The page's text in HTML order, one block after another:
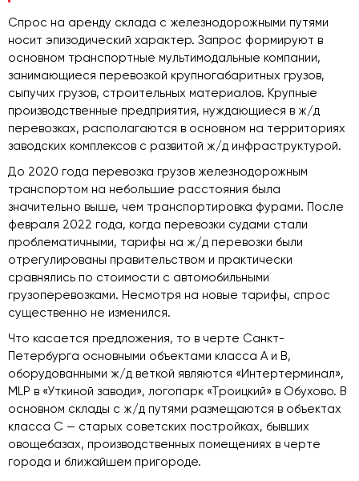
Спрос на аренду склада с железнодорожными путями
носит эпизодический характер. Запрос формируют в
основном транспортные мультимодальные компании,
занимающиеся перевозкой крупногабаритных грузов,
сыпучих грузов, строительных материалов. Крупные
производственные предприятия, нуждающиеся в ж/д
перевозках, располагаются в основном на территориях
заводских комплексов с развитой ж/д инфраструктурой.
До 2020 года перевозка грузов железнодорожным
транспортом на небольшие расстояния была
значительно выше, чем транспортировка фурами. После
февраля 2022 года, когда перевозки судами стали
проблематичными, тарифы на ж/д перевозки были
отрегулированы правительством и практически
сравнялись по стоимости с автомобильными
грузоперевозками. Несмотря на новые тарифы, спрос
существенно не изменился.
Что касается предложения, то в черте Санкт-
Петербурга основными объектами класса А и В,
оборудованными ж/д веткой являются «Интертерминал»,
MLP в «Уткиной заводи», логопарк «Троицкий» в Обухово. В
основном склады с ж/д путями размещаются в объектах
класса С — старых советских постройках, бывших
овощебазах, производственных помещениях в черте
города и ближайшем пригороде.